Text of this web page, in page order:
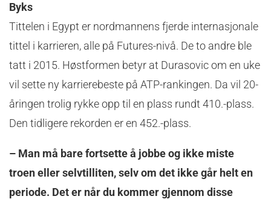
Byks
Tittelen i Egypt er nordmannens fjerde internasjonale
tittel i karrieren, alle på Futures-nivå. De to andre ble
tatt i 2015. Høstformen betyr at Durasovic om en uke
vil sette ny karrierebeste på ATP-rankingen. Da vil 20-
åringen trolig rykke opp til en plass rundt 410.-plass.
Den tidligere rekorden er en 452.-plass.
– Man må bare fortsette å jobbe og ikke miste
troen eller selvtilliten, selv om det ikke går helt en
periode. Det er når du kommer gjennom disse